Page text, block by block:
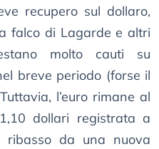
recupero sul dollaro,
falco di Lagarde e altri
molto cauti su
breve periodo (forse il
l’euro rimane al
dollari registrata a
ribasso da una nuova